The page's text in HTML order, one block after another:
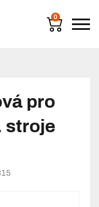
0
pro
stroje